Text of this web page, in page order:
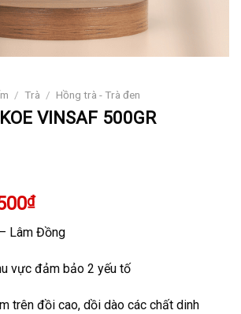
/ Trà / Hồng trà - Trà đen
VINSAF 500GR
₫Giá
hiện
tại
là:
72,500₫.
Lâm Đồng
vực đảm bảo 2 yếu tố
trên đồi cao, dồi dào các chất dinh